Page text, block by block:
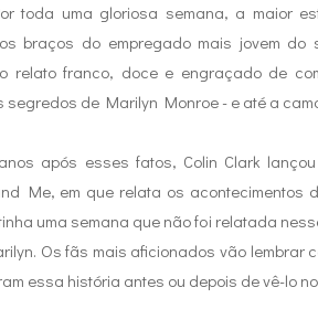
toda uma gloriosa semana, a maior
braços do empregado mais jovem do
relato franco, doce e engraçado de
segredos de Marilyn Monroe - e até a
após esses fatos, Colin Clark
Me, em que relata os acontecimentos
uma semana que não foi relatada
Os fãs mais aficionados vão lembrar
essa história antes ou depois de vê-lo